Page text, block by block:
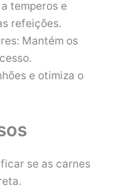
temperos e
refeições.
Mantém os
e otimiza o
se as carnes